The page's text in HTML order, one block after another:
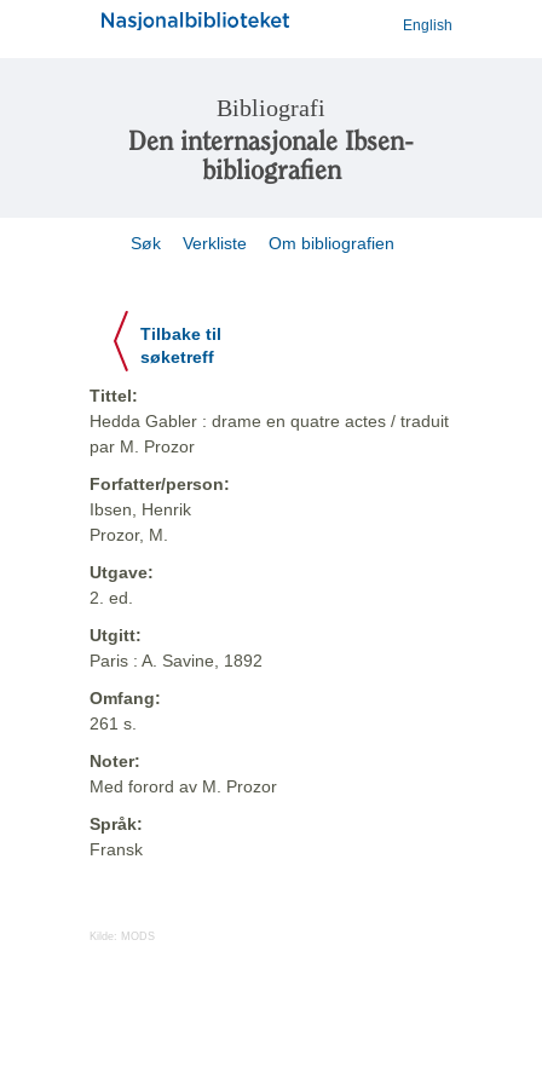
English
Bibliografi
Den internasjonale Ibsen-
bibliografien
Søk Verkliste Om bibliografien
Tilbake til
søketreff
Tittel:
Hedda Gabler : drame en quatre actes / traduit
par M. Prozor
Forfatter/person:
Ibsen, Henrik
Prozor, M.
Utgave:
2. ed.
Utgitt:
Paris : A. Savine, 1892
Omfang:
261 s.
Noter:
Med forord av M. Prozor
Språk:
Fransk
Kilde: MODS